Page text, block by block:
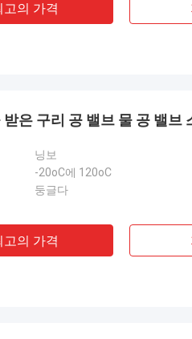
고의 가격
받은 구리 공 밸브 물 공 밸브
닝보
-20oC에 120oC
둥글다
고의 가격